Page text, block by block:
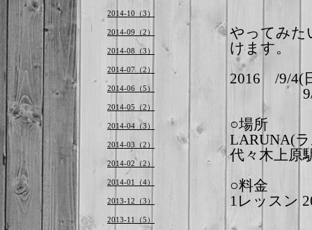
やってみた
けます。
2016 /9/4(
9/25(日
○場所
LARUNA(
代々木上原
○料金
1レッスン
2014-10（3）
2014-09（2）
2014-08（3）
2014-07（2）
2014-06（5）
2014-05（2）
2014-04（3）
2014-03（2）
2014-02（2）
2014-01（4）
2013-12（3）
2013-11（5）